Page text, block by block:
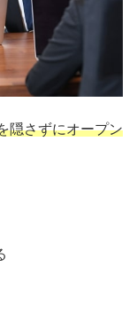
隠さずにオープン